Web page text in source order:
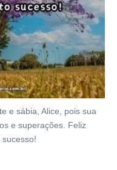
e sábia, Alice, pois sua
e superações. Feliz